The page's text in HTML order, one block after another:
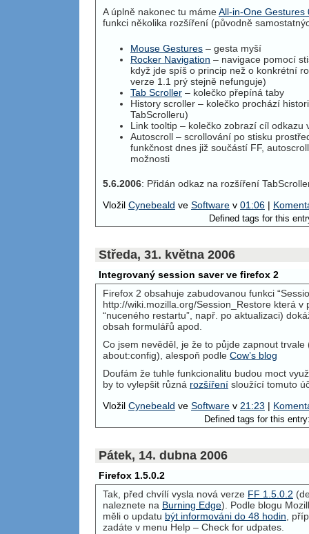
A úplně nakonec tu mámeAll-in-One Gestures
funkci několika rozšíření (původně
Mouse Gestures – gesta myší
Rocker Navigation – navigace pomocí
když jde spíš o princip než o konkrétní
verze 1.1 prý stejně nefunguje)
Tab Scroller – kolečko přepíná taby
History scroller – kolečko prochází
TabScrolleru)
Link tooltip – kolečko zobrazí cíl odkazu
Autoscroll – scrollování po stisku
funkčnost dnes již součástí FF,
možnosti
5.6.2006: Přidán odkaz na rozšíření
Vložil Cynebeald ve Software v 01:06 |
Defined tags for this
Středa, 31. května 2006
Integrovaný session saver ve firefox 2
Firefox 2 obsahuje zabudovanou funkci
http://wiki.mozilla.org/Session_Restore která v
“nuceného restartu”, např. po aktualizaci)
obsah formulářů apod.
Co jsem nevěděl, je že to půjde zapnout trvale
about:config), alespoň podle Cow’s blog
Doufám že tuhle funkcionalitu budou moct
by to vylepšit různá rozšíření sloužící tomuto
Vložil Cynebeald ve Software v 21:23 |
Defined tags for this
Pátek, 14. dubna 2006
Firefox 1.5.0.2
Tak, před chvílí vysla nová verze FF 1.5.0.2
naleznete na Burning Edge). Podle blogu
měli o updatu být informováni do 48 hodin,
zadáte v menu Help – Check for udpates.